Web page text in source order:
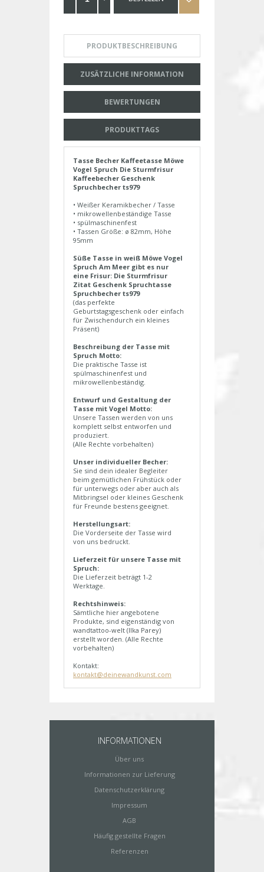
PRODUKTBESCHREIBUNG
ZUSÄTZLICHE INFORMATION
BEWERTUNGEN
PRODUKTTAGS
Tasse Becher Kaffeetasse Möwe
Vogel Spruch Die Sturmfrisur
Kaffeebecher Geschenk
Spruchbecher ts979
• Weißer Keramikbecher / Tasse
• mikrowellenbeständige Tasse
• spülmaschinenfest
• Tassen Größe: ø 82mm, Höhe
95mm
Süße Tasse in weiß Möwe Vogel
Spruch Am Meer gibt es nur
eine Frisur: Die Sturmfrisur
Zitat Geschenk Spruchtasse
Spruchbecher ts979
(das perfekte
Geburtstagsgeschenk oder einfach
für Zwischendurch ein kleines
Präsent)
Beschreibung der Tasse mit
Spruch Motto:
Die praktische Tasse ist
spülmaschinenfest und
mikrowellenbeständig.
Entwurf und Gestaltung der
Tasse mit Vogel Motto:
Unsere Tassen werden von uns
komplett selbst entworfen und
produziert.
(Alle Rechte vorbehalten)
Unser individueller Becher:
Sie sind dein idealer Begleiter
beim gemütlichen Frühstück oder
für unterwegs oder aber auch als
Mitbringsel oder kleines Geschenk
für Freunde bestens geeignet.
Herstellungsart:
Die Vorderseite der Tasse wird
von uns bedruckt.
Lieferzeit für unsere Tasse mit
Spruch:
Die Lieferzeit beträgt 1-2
Werktage.
Rechtshinweis:
Sämtliche hier angebotene
Produkte, sind eigenständig von
wandtattoo-welt (Ilka Parey)
erstellt worden. (Alle Rechte
vorbehalten)
Kontakt:
kontakt@deinewandkunst.com
INFORMATIONEN
Über uns
Informationen zur Lieferung
Datenschutzerklärung
Impressum
AGB
Häufig gestellte Fragen
Referenzen